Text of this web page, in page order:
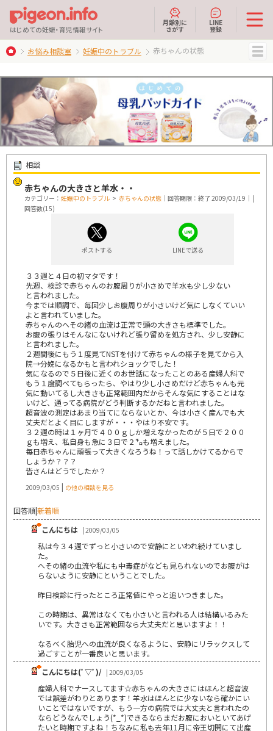
はじめての妊娠・育児情報サイト
月齢別に
さがす
LINE
登録
お悩み相談室 妊娠中のトラブル 赤ちゃんの状態
相談
赤ちゃんの大きさと羊水・・
カテゴリー： 妊娠中のトラブル > 赤ちゃんの状態 ｜回答期限：終了 2009/03/19｜ |
回答数(15)
ポストする LINEで送る
３３週と４日の初マタです！
先週、検診で赤ちゃんのお腹周りが小さめで羊水も少し少ない
と言われました。
今までは順調で、毎回少しお腹周りが小さいけど気にしなくていい
よと言われていました。
赤ちゃんのへその緒の血流は正常で頭の大きさも標準でした。
お腹の張りはそんなにないけれど張り留めを処方され、少し安静に
と言われました。
２週間後にもう１度見てNSTを付けて赤ちゃんの様子を見てから入
院→分娩になるかもと言われショックでした！
気になるので５日後に近くのお世話になったことのある産婦人科で
もう１度調べてもらったら、やはり少し小さめだけど赤ちゃんも元
気に動いてるし大きさも正常範囲内だからそんな気にすることはな
いけど、通ってる病院がどう判断するかだねと言われました。
超音波の測定はあまり当てにならないとか、今は小さく産んでも大
丈夫だとよく目にしますが・・・やはり不安です。
３２週の時は１ヶ月で４００ｇしか増えなかったのが５日で２００
ｇも増え、私自身も急に３日で２㌔も増えました。
毎日赤ちゃんに頑張って大きくなろうね！って話しかけてるからで
しょうか？？？
皆さんはどうでしたか？
2009/03/05 | の他の相談を見る
回答順|新着順
こんにちは | 2009/03/05
私は今３４週でずっと小さいので安静にといわれ続けていまし
た。
へその緒の血流や私にも中毒症がなども見られないのでお腹がは
らないように安静にということでした。
昨日検診に行ったところ正常値にやっと追いつきました。
この時期は、異常はなくても小さいと言われる人は結構いるみた
いです。大きさも正常範囲なら大丈夫だと思いますよ！！
なるべく胎児への血流が良くなるように、安静にリラックスして
過ごすことが一番良いと思います。
こんにちは(ﾟ▽ﾟ)/ | 2009/03/05
産婦人科でナースしてます☆赤ちゃんの大きさにはほんと超音波
では誤差がわりとあります！羊水はほんとに少ないなら確かにい
いことではないですが、もう一方の病院では大丈夫と言われたの
ならどうなんでしょう(*_*)できるならまだお腹においといてあげ
たいと時期ですよね！ちなみに私も去年11月に帝王切開にて出産